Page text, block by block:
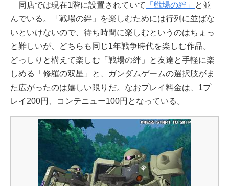
同店では現在1階に設置されていて 「戦場の絆」
と並
んでいる。「戦場の絆」を楽しむためには行列に並ばな
いといけないので、待ち時間に楽しむというのはちょっ
と難しいが、どちらも同じ1年戦争時代を楽しむ作品。
どっしりと構えて楽しむ「戦場の絆」と友達と手軽に楽
しめる「修羅の双星」と、ガンダムゲームの選択肢がま
た広がったのは嬉しい限りだ。なおプレイ料金は、1プ
レイ200円、コンテニュー100円となっている。